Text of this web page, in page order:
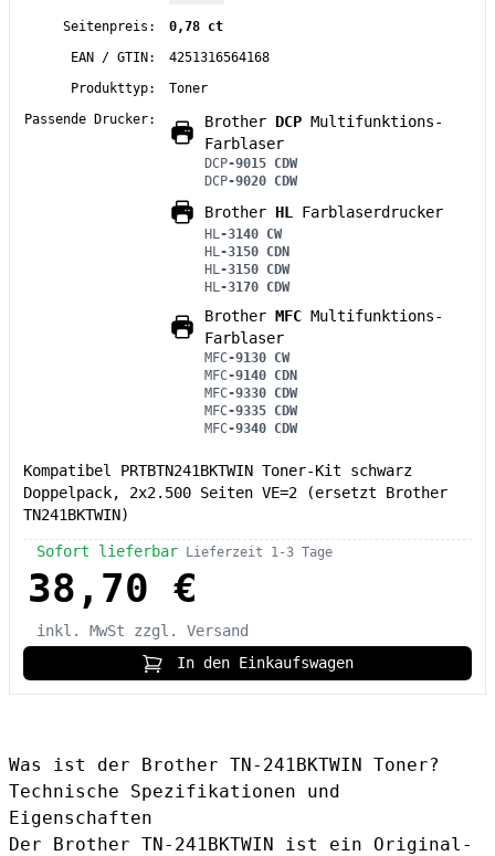
Seitenpreis:
0,78 ct
EAN / GTIN:
4251316564168
Produkttyp:
Toner
Passende Drucker:
Brother DCP Multifunktions-
Farblaser
DCP-9015 CDW
DCP-9020 CDW
Brother HL Farblaserdrucker
HL-3140 CW
HL-3150 CDN
HL-3150 CDW
HL-3170 CDW
Brother MFC Multifunktions-
Farblaser
MFC-9130 CW
MFC-9140 CDN
MFC-9330 CDW
MFC-9335 CDW
MFC-9340 CDW
Kompatibel PRTBTN241BKTWIN Toner-Kit schwarz
Doppelpack, 2x2.500 Seiten VE=2 (ersetzt Brother
TN241BKTWIN)
Sofort lieferbar Lieferzeit 1-3 Tage
38,70 €
inkl. MwSt
zzgl. Versand
In den Einkaufswagen
Was ist der Brother TN-241BKTWIN Toner?
Technische Spezifikationen und
Eigenschaften
Der Brother TN-241BKTWIN ist ein Original-